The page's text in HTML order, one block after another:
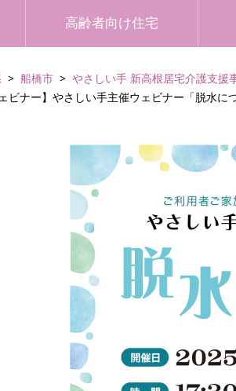
高齢者向け住宅
船橋市 やさしい手 新高根居宅介護支援
ナー】やさしい手主催ウェビナー「脱水に